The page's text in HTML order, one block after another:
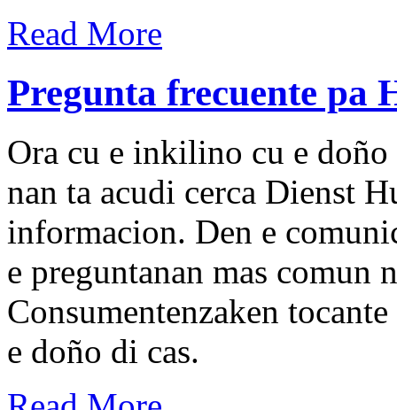
Read More
Pregunta frecuente pa
Ora cu e inkilino cu e
nan ta acudi cerca Dienst
informacion. Den e
e preguntanan mas comun
Consumentenzaken
e doño di cas.